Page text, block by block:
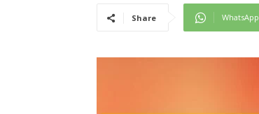
Share WhatsApp